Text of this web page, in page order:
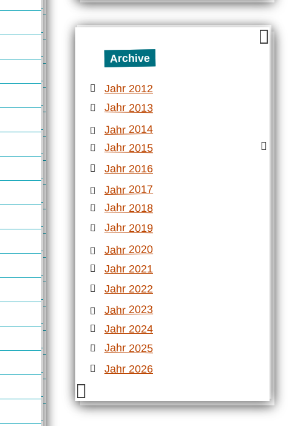
Archive
Jahr 2012
Jahr 2013
Jahr 2014
Jahr 2015
Jahr 2016
Jahr 2017
Jahr 2018
Jahr 2019
Jahr 2020
Jahr 2021
Jahr 2022
Jahr 2023
Jahr 2024
Jahr 2025
Jahr 2026